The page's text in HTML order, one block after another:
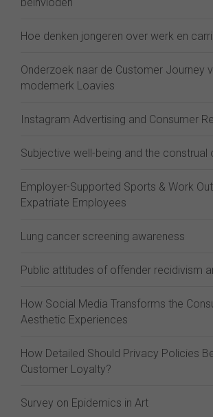
Hoe denken jongeren over werk en
Onderzoek naar de Customer Journey
modemerk Loavies
Instagram Advertising and Consumer
Subjective well-being and the construal
Employer-Supported Sports & Work
Expatriate Employees
Lung cancer screening awareness
Public attitudes of offender recidivism
How Social Media Transforms the
Aesthetic Experiences
How Detailed Should Privacy Policies
Customer Loyalty?
Survey on Epidemics in Art